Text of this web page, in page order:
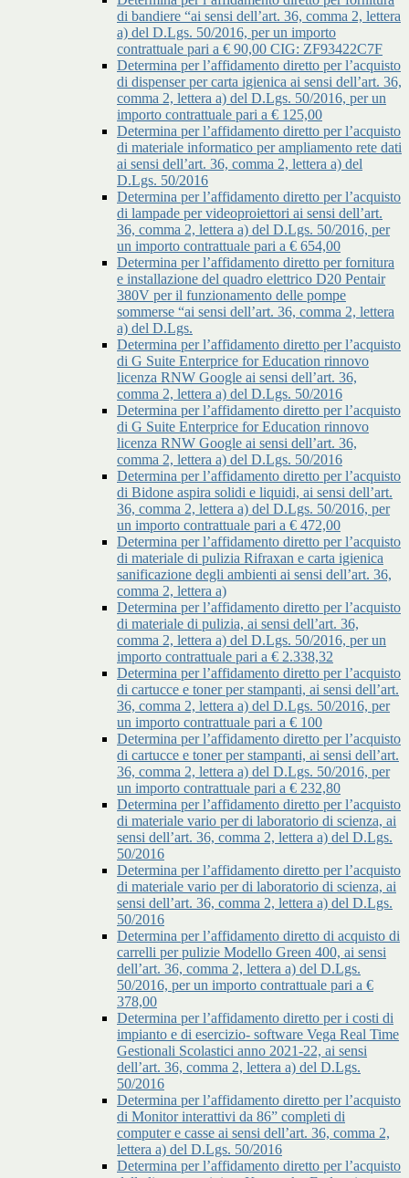
di bandiere “ai sensi dell’art. 36, comma 2, lettera
a) del D.Lgs. 50/2016, per un importo
contrattuale pari a € 90,00 CIG: ZF93422C7F
Determina per l’affidamento diretto per l’acquisto
di dispenser per carta igienica ai sensi dell’art. 36,
comma 2, lettera a) del D.Lgs. 50/2016, per un
importo contrattuale pari a € 125,00
Determina per l’affidamento diretto per l’acquisto
di materiale informatico per ampliamento rete dati
ai sensi dell’art. 36, comma 2, lettera a) del
D.Lgs. 50/2016
Determina per l’affidamento diretto per l’acquisto
di lampade per videoproiettori ai sensi dell’art.
36, comma 2, lettera a) del D.Lgs. 50/2016, per
un importo contrattuale pari a € 654,00
Determina per l’affidamento diretto per fornitura
e installazione del quadro elettrico D20 Pentair
380V per il funzionamento delle pompe
sommerse “ai sensi dell’art. 36, comma 2, lettera
a) del D.Lgs.
Determina per l’affidamento diretto per l’acquisto
di G Suite Enterprice for Education rinnovo
licenza RNW Google ai sensi dell’art. 36,
comma 2, lettera a) del D.Lgs. 50/2016
Determina per l’affidamento diretto per l’acquisto
di G Suite Enterprice for Education rinnovo
licenza RNW Google ai sensi dell’art. 36,
comma 2, lettera a) del D.Lgs. 50/2016
Determina per l’affidamento diretto per l’acquisto
di Bidone aspira solidi e liquidi, ai sensi dell’art.
36, comma 2, lettera a) del D.Lgs. 50/2016, per
un importo contrattuale pari a € 472,00
Determina per l’affidamento diretto per l’acquisto
di materiale di pulizia Rifraxan e carta igienica
sanificazione degli ambienti ai sensi dell’art. 36,
comma 2, lettera a)
Determina per l’affidamento diretto per l’acquisto
di materiale di pulizia, ai sensi dell’art. 36,
comma 2, lettera a) del D.Lgs. 50/2016, per un
importo contrattuale pari a € 2.338,32
Determina per l’affidamento diretto per l’acquisto
di cartucce e toner per stampanti, ai sensi dell’art.
36, comma 2, lettera a) del D.Lgs. 50/2016, per
un importo contrattuale pari a € 100
Determina per l’affidamento diretto per l’acquisto
di cartucce e toner per stampanti, ai sensi dell’art.
36, comma 2, lettera a) del D.Lgs. 50/2016, per
un importo contrattuale pari a € 232,80
Determina per l’affidamento diretto per l’acquisto
di materiale vario per di laboratorio di scienza, ai
sensi dell’art. 36, comma 2, lettera a) del D.Lgs.
50/2016
Determina per l’affidamento diretto per l’acquisto
di materiale vario per di laboratorio di scienza, ai
sensi dell’art. 36, comma 2, lettera a) del D.Lgs.
50/2016
Determina per l’affidamento diretto di acquisto di
carrelli per pulizie Modello Green 400, ai sensi
dell’art. 36, comma 2, lettera a) del D.Lgs.
50/2016, per un importo contrattuale pari a €
378,00
Determina per l’affidamento diretto per i costi di
impianto e di esercizio- software Vega Real Time
Gestionali Scolastici anno 2021-22, ai sensi
dell’art. 36, comma 2, lettera a) del D.Lgs.
50/2016
Determina per l’affidamento diretto per l’acquisto
di Monitor interattivi da 86” completi di
computer e casse ai sensi dell’art. 36, comma 2,
lettera a) del D.Lgs. 50/2016
Determina per l’affidamento diretto per l’acquisto